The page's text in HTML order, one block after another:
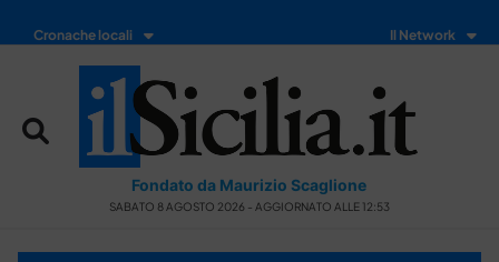
Cronache locali Il Network
Fondato da Maurizio Scaglione
SABATO 8 AGOSTO 2026 - AGGIORNATO ALLE 12:53